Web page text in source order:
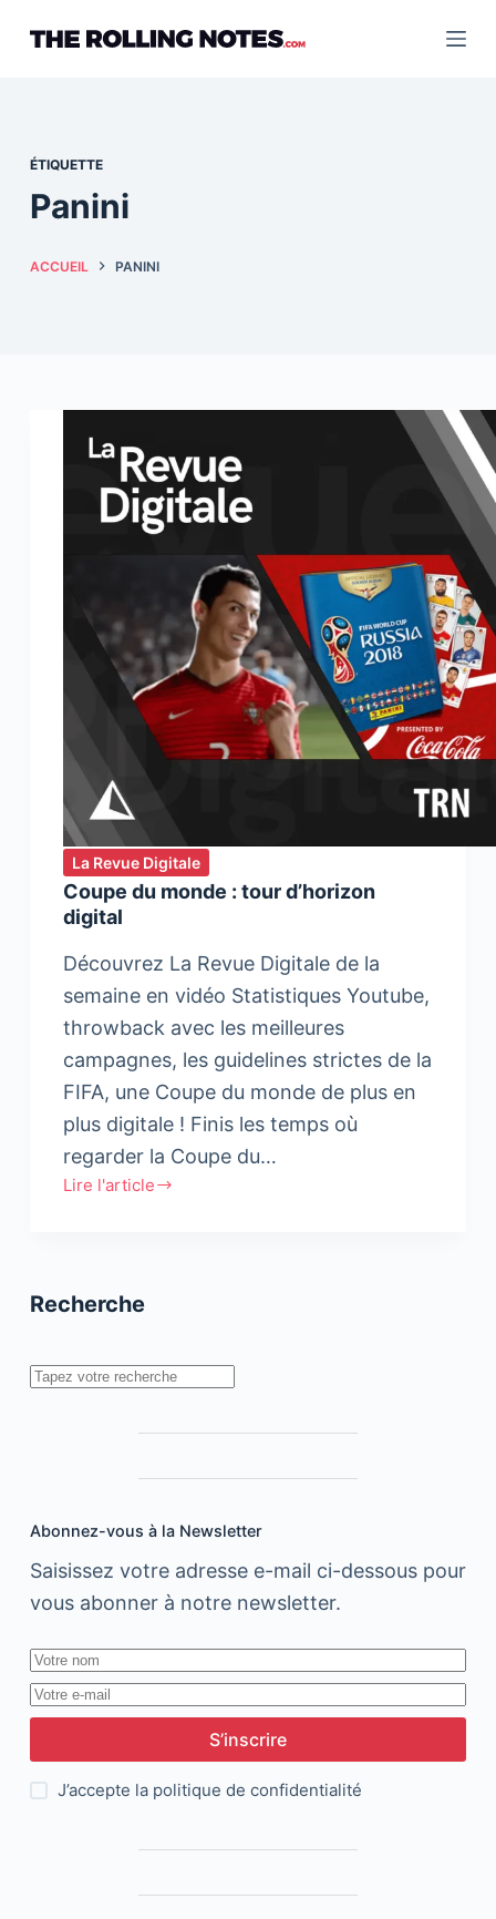
ÉTIQUETTE
Panini
ACCUEIL PANINI
La Revue Digitale
Coupe du monde : tour d’horizon
digital
Découvrez La Revue Digitale de la
semaine en vidéo Statistiques Youtube,
throwback avec les meilleures
campagnes, les guidelines strictes de la
FIFA, une Coupe du monde de plus en
plus digitale ! Finis les temps où
regarder la Coupe du…
Lire l'article
Coupe
tour
Recherche
Rechercher
Abonnez-vous à la Newsletter
Saisissez votre adresse e-mail ci-dessous pour
vous abonner à notre newsletter.
S’inscrire
J’accepte la politique de confidentialité